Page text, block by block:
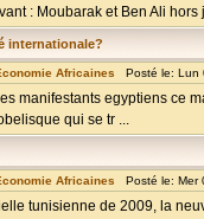
: Moubarak et Ben Ali
internationale?
Africaines Posté le: Lun
manifestants egyptiens ce
qui se tr ...
Africaines Posté le: Mer
tunisienne de 2009, la